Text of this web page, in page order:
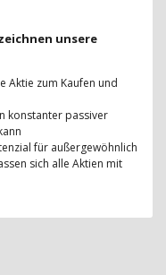
unsere
Aktie zum Kaufen und
konstanter passiver
für außergewöhnlich
sich alle Aktien mit